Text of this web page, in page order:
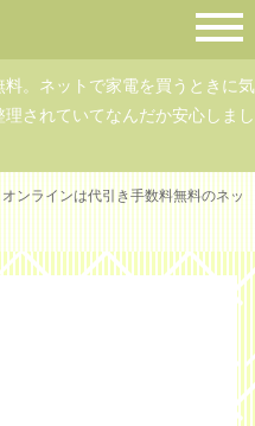
。ネットで家電を買うときに気
されていてなんだか安心しまし
ンラインは代引き手数料無料のネッ